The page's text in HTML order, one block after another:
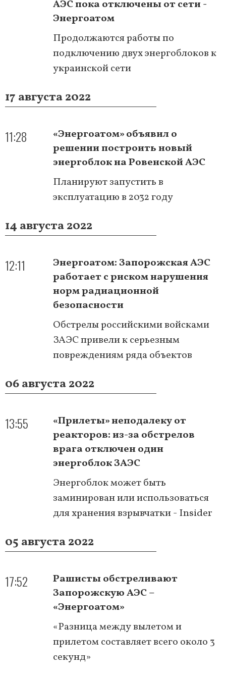
АЭС пока отключены от сети -
Энергоатом
Продолжаются работы по
подключению двух энергоблоков к
украинской сети
17 августа 2022
11:28
«Энергоатом» объявил о
решении построить новый
энергоблок на Ровенской АЭС
Планируют запустить в
эксплуатацию в 2032 году
14 августа 2022
12:11
Энергоатом: Запорожская АЭС
работает с риском нарушения
норм радиационной
безопасности
Обстрелы российскими войсками
ЗАЭС привели к серьезным
повреждениям ряда объектов
06 августа 2022
13:55
«Прилеты» неподалеку от
реакторов: из-за обстрелов
врага отключен один
энергоблок ЗАЭС
Энергоблок может быть
заминирован или использоваться
для хранения взрывчатки - Insider
05 августа 2022
17:52
Рашисты обстреливают
Запорожскую АЭС –
«Энергоатом»
«Разница между вылетом и
прилетом составляет всего около 3
секунд»